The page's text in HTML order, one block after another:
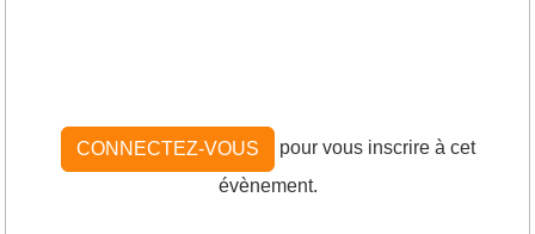
CONNECTEZ-VOUS
pour vous inscrire à cet
évènement.